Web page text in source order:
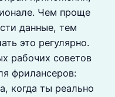
Чем проще
данные, тем
это регулярно.
рабочих советов
фрилансеров:
когда ты реально